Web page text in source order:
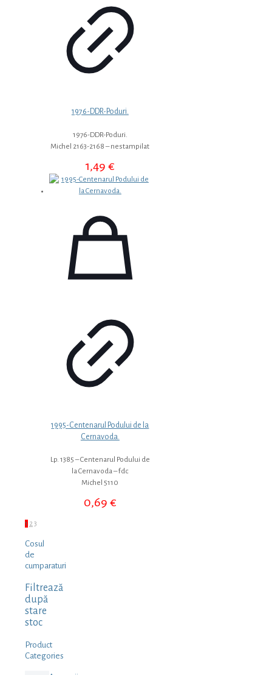
1976-DDR-Poduri.
1976-DDR-Poduri.
Michel 2163-2168 – nestampilat
1,49€
1995-Centenarul Podului de la
Cernavoda.
Lp. 1385 – Centenarul Podului de
la Cernavoda – fdc
Michel 5110
0,69 €
1 23
Cosul
de
cumparaturi
Filtrează
după
stare
stoc
Product
Categories